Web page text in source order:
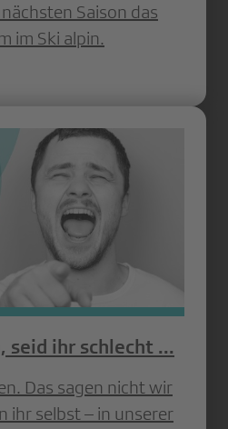
Saison das
im Ski alpin.
seid ihr schlecht ...
Das sagen nicht wir
ihr selbst – in unserer